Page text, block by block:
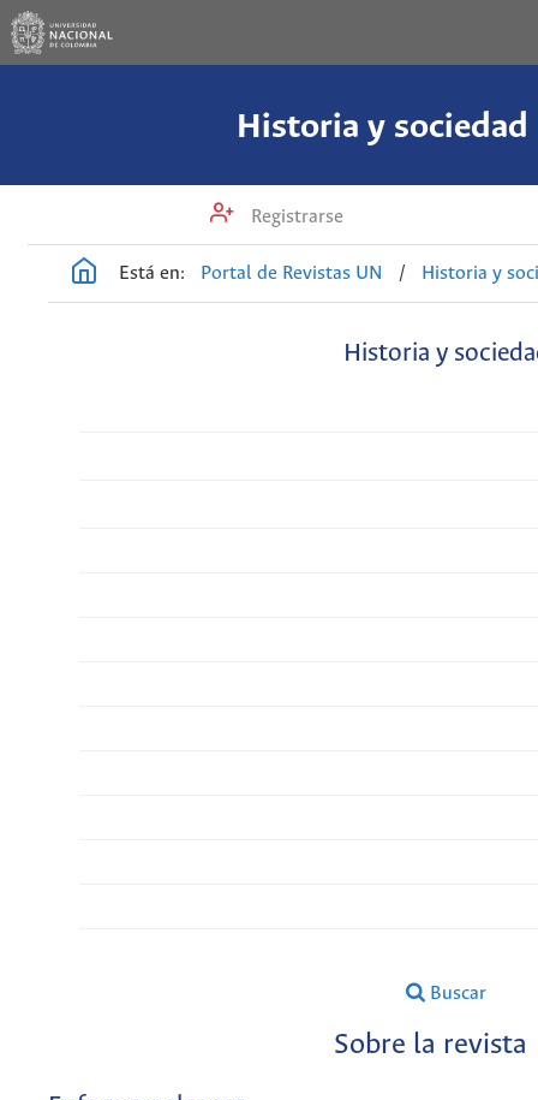
Historia y sociedad
Registrarse
Está en: Portal de Revistas UN / Historia y
Historia y
Buscar
Sobre la revista